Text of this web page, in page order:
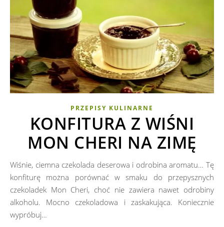
PRZEPISY KULINARNE
KONFITURA Z WIŚNI
MON CHERI NA ZIMĘ
Wiśnie, ciemna czekolada deserowa i odrobina aromatu… Tę
konfiturę można porównać w smaku do przepysznych
czekoladek Mon Cheri, choć nie zawiera nawet odrobiny
alkoholu. Mocno czekoladowa i zaskakująca. Koniecznie
wypróbuj…